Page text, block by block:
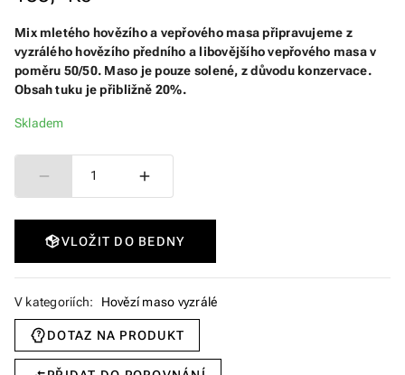
Mix mletého hovězího a vepřového masa připravujeme z
vyzrálého hovězího předního a libovějšího vepřového masa v
poměru 50/50. Maso je pouze solené, z důvodu konzervace.
Obsah tuku je přibližně 20%.
Skladem
1
VLOŽIT DO BEDNY
V kategoriích: Hovězí maso vyzrálé
DOTAZ NA PRODUKT